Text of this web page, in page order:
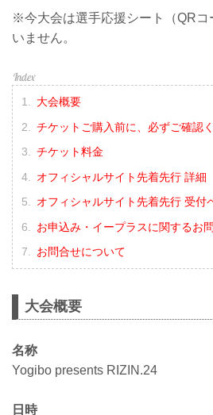
※今大会は選手応援シート（QRコ
いません。
大会概要
チケットご購入前に、必ずご確認
チケット料金
オフィシャルサイト先着先行 詳細
オフィシャルサイト先着先行 受付
お申込み・イープラスに関するお
お問合せについて
大会概要
名称
Yogibo presents RIZIN.24
日時